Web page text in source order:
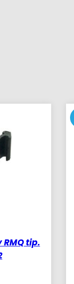
RMQ tip.